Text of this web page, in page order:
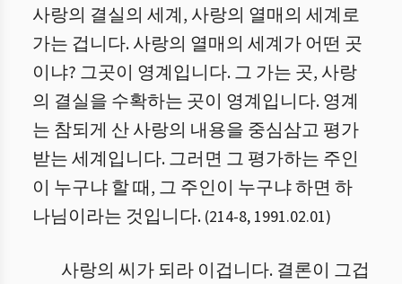
사랑의 결실의 세계, 사랑의 열매의 세계로
가는 겁니다. 사랑의 열매의 세계가 어떤 곳
이냐? 그곳이 영계입니다. 그 가는 곳, 사랑
의 결실을 수확하는 곳이 영계입니다. 영계
는 참되게 산 사랑의 내용을 중심삼고 평가
받는 세계입니다. 그러면 그 평가하는 주인
이 누구냐 할 때, 그 주인이 누구냐 하면 하
나님이라는 것입니다. (214-8, 1991.02.01)
사랑의 씨가 되라 이겁니다. 결론이 그겁